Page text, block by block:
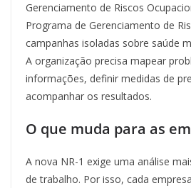
Gerenciamento de Riscos
Programa de Gerenciamento de
campanhas isoladas sobre saúde
A organização precisa mapear
informações, definir medidas de
acompanhar os resultados.
O que muda para as
A nova NR-1 exige uma análise
de trabalho. Por isso, cada